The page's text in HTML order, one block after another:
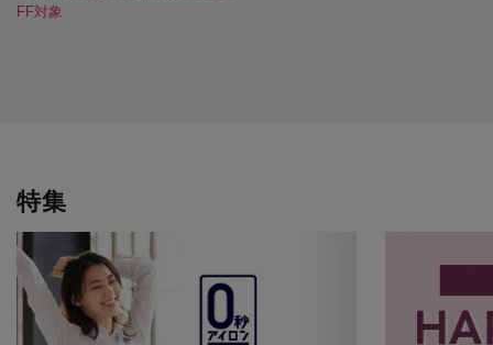
FF対象
特集